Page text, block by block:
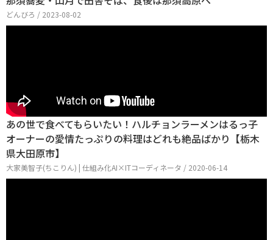
どんびろ / 2023-08-02
あの世で食べてもらいたい！ハルチョンラーメンはるっ子
オーナーの愛情たっぷりの料理はどれも絶品ばかり【栃木
県大田原市】
大家美智子(ちこりん) | 仕組み化AI×ITコーディネータ / 2020-06-14